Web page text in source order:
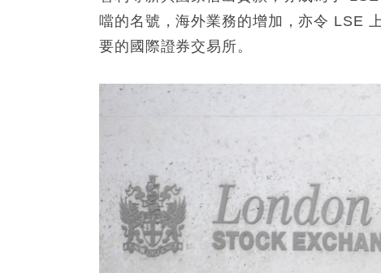
噹的名號，海外業務的增加，亦令 LSE
要的國際證券交易所。